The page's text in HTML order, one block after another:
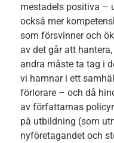
mestadels positiva –
också mer
som försvinner och
av det går att
andra måste ta tag i
vi hamnar i ett
förlorare – och då
av författarnas
på utbildning (som
nyföretagandet och